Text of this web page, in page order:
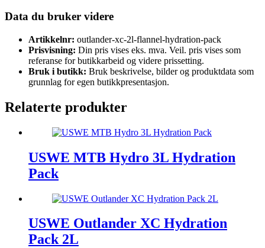
Data du bruker videre
Artikkelnr: outlander-xc-2l-flannel-hydration-pack
Prisvisning: Din pris vises eks. mva. Veil. pris vises som
referanse for butikkarbeid og videre prissetting.
Bruk i butikk: Bruk beskrivelse, bilder og produktdata som
grunnlag for egen butikkpresentasjon.
Relaterte produkter
USWE MTB Hydro 3L Hydration
Pack
USWE Outlander XC Hydration
Pack 2L